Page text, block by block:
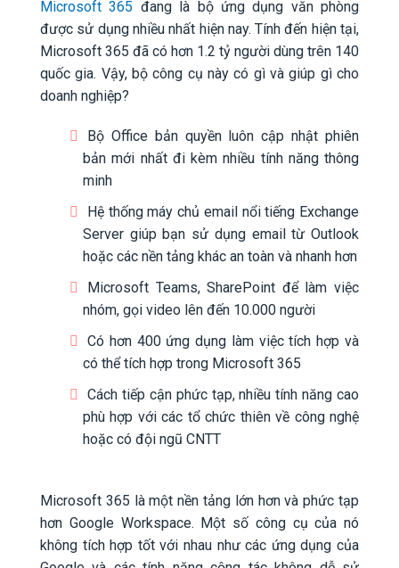
Microsoft 365 đang là bộ ứng dụng văn phòng
được sử dụng nhiều nhất hiện nay. Tính đến hiện tại,
Microsoft 365 đã có hơn 1.2 tỷ người dùng trên 140
quốc gia. Vậy, bộ công cụ này có gì và giúp gì cho
doanh nghiệp?
Bộ Office bản quyền luôn cập nhật phiên
bản mới nhất đi kèm nhiều tính năng thông
minh
Hệ thống máy chủ email nổi tiếng Exchange
Server giúp bạn sử dụng email từ Outlook
hoặc các nền tảng khác an toàn và nhanh hơn
Microsoft Teams, SharePoint để làm việc
nhóm, gọi video lên đến 10.000 người
Có hơn 400 ứng dụng làm việc tích hợp và
có thể tích hợp trong Microsoft 365
Cách tiếp cận phức tạp, nhiều tính năng cao
phù hợp với các tổ chức thiên về công nghệ
hoặc có đội ngũ CNTT
Microsoft 365 là một nền tảng lớn hơn và phức tạp
hơn Google Workspace. Một số công cụ của nó
không tích hợp tốt với nhau như các ứng dụng của